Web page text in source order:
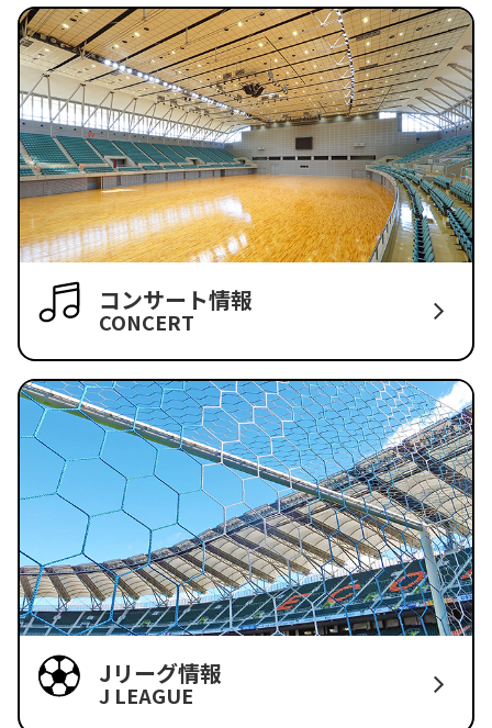
コンサート情報
CONCERT
Jリーグ情報
J LEAGUE